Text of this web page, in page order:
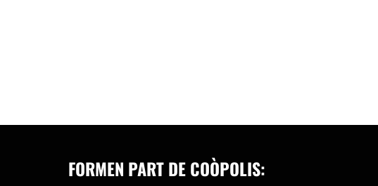
FORMEN PART DE COÒPOLIS: